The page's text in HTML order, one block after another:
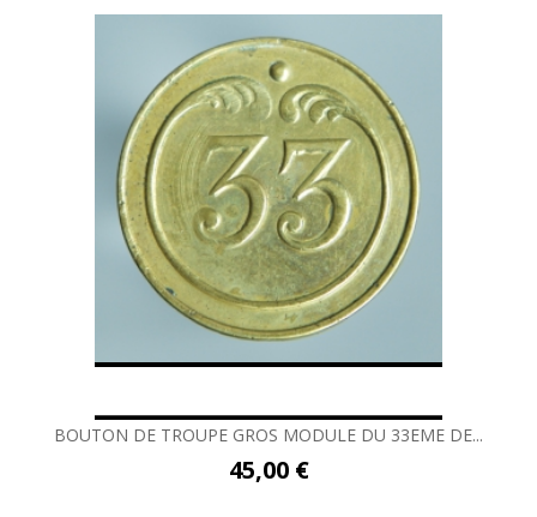
BOUTON DE TROUPE GROS MODULE DU 33EME DE...
45,00 €